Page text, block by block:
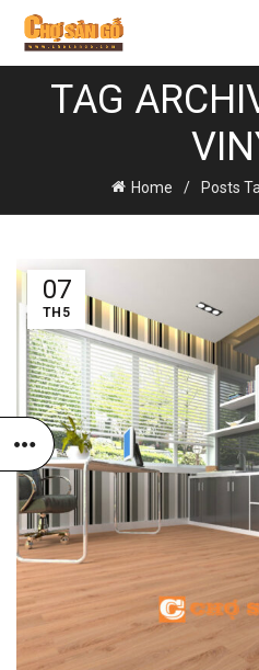
TAG
Home Posts
07
TH5